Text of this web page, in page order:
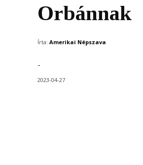
Orbánnak
Írta: Amerikai Népszava
-
2023-04-27